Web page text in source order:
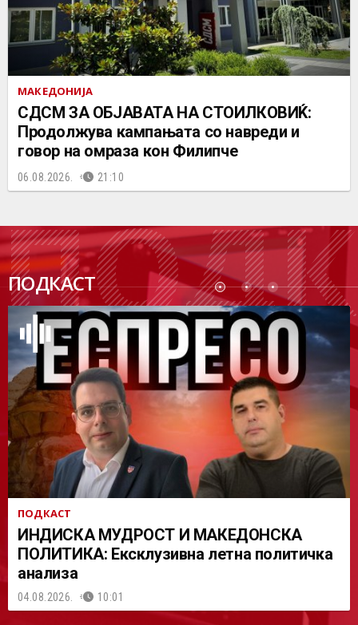
МАКЕДОНИЈА
СДСМ ЗА ОБЈАВАТА НА СТОИЛКОВИЌ:
Продолжува кампањата со навреди и
говор на омраза кон Филипче
06.08.2026. 21:10
ПОДКАСТ
ПОДК
АСТ
ПОДКАСТ
ИНДИСКА МУДРОСТ И МАКЕДОНСКА
ПОЛИТИКА: Ексклузивна летна политичка
анализа
04.08.2026. 10:01